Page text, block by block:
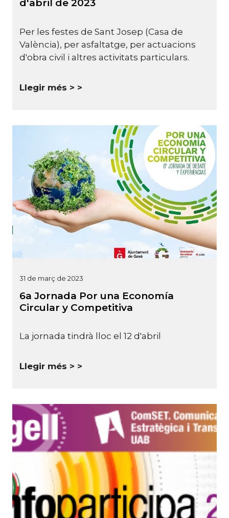
d'abril de 2023
Per les festes de Sant Josep (Casa de
València), per asfaltatge, per actuacions
d'obra civil i altres activitats particulars.
Llegir més >
31 de març de 2023
6a Jornada Por una Economía
Circular y Competitiva
La jornada tindrà lloc el 12 d'abril
Llegir més >